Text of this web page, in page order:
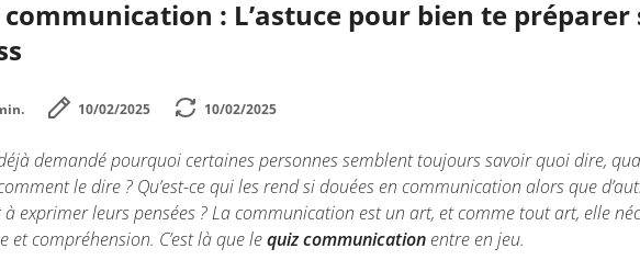
communication : L’astuce pour bien te préparer
10/02/2025 10/02/2025
déjà demandé pourquoi certaines personnes semblent toujours savoir quoi dire,
le dire ? Qu’est-ce qui les rend si douées en communication alors que
exprimer leurs pensées ? La communication est un art, et comme tout art, elle
et compréhension. C’est là que lequiz communicationentre en jeu.